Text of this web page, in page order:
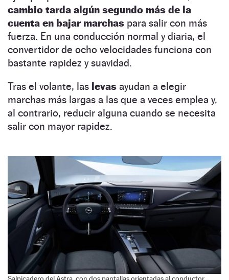
cambio tarda algún segundo más de la
cuenta en bajar marchas para salir con más
fuerza. En una conducción normal y diaria, el
convertidor de ocho velocidades funciona con
bastante rapidez y suavidad.
Tras el volante, las levas ayudan a elegir
marchas más largas a las que a veces emplea y,
al contrario, reducir alguna cuando se necesita
salir con mayor rapidez.
Salpicadero del Astra, con dos pantallas orientadas al conductor.